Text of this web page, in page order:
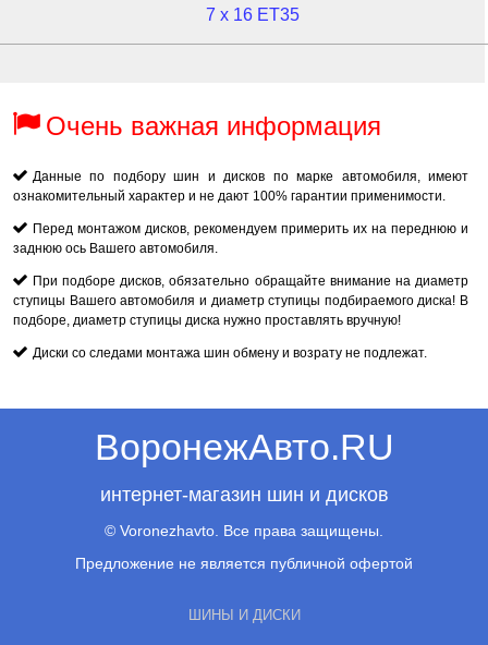
7 x 16 ET35
Очень важная информация
Данные по подбору шин и дисков по марке автомобиля, имеют
ознакомительный характер и не дают 100% гарантии применимости.
Перед монтажом дисков, рекомендуем примерить их на переднюю и
заднюю ось Вашего автомобиля.
При подборе дисков, обязательно обращайте внимание на диаметр
ступицы Вашего автомобиля и диаметр ступицы подбираемого диска! В
подборе, диаметр ступицы диска нужно проставлять вручную!
Диски со следами монтажа шин обмену и возрату не подлежат.
ВоронежАвто.RU
интернет-магазин шин и дисков
© Voronezhavto. Все права защищены.
Предложение не является публичной офертой
ШИНЫ И ДИСКИ